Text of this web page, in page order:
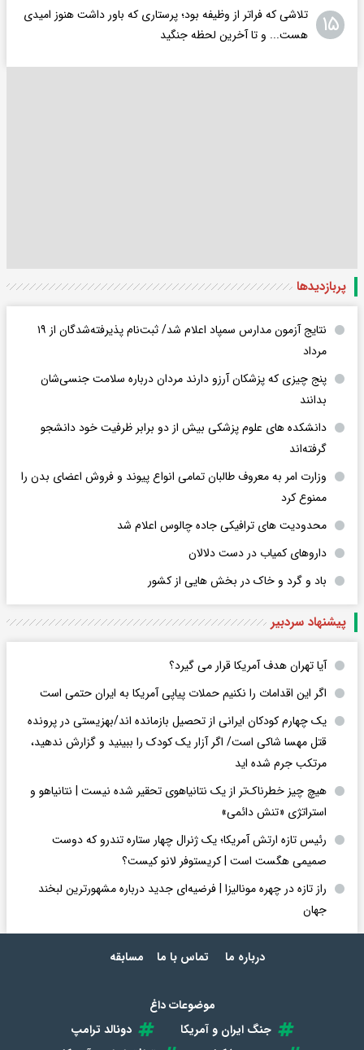
۱۵
تلاشی که فراتر از وظیفه بود؛ پرستاری که باور داشت هنوز امیدی
هست... و تا آخرین لحظه جنگید
پربازدید‌ها
نتایج آزمون مدارس سمپاد اعلام شد/ ثبت‌نام پذیرفته‌شدگان از ۱۹
مرداد
پنج چیزی که پزشکان آرزو دارند مردان درباره سلامت جنسی‌شان
بدانند
دانشکده های علوم پزشکی بیش از دو برابر ظرفیت خود دانشجو
گرفته‌اند
وزارت امر به معروف طالبان تمامی انواع پیوند و فروش اعضای بدن را
ممنوع کرد
محدودیت های ترافیکی جاده چالوس اعلام شد
داروهای کمیاب در دست دلالان
باد و گرد و خاک در بخش هایی از کشور
پیشنهاد سردبیر
آیا تهران هدف آمریکا قرار می گیرد؟
اگر این اقدامات را نکنیم حملات پیاپی آمریکا به ایران حتمی است
یک چهارم کودکان ایرانی از تحصیل بازمانده اند/بهزیستی در پرونده
قتل مهسا شاکی است/ اگر آزار یک کودک را ببینید و گزارش ندهید،
مرتکب جرم شده اید
هیچ چیز خطرناک‌تر از یک نتانیاهوی تحقیر شده نیست | نتانیاهو و
استراتژی «تنش دائمی»
رئیس تازه ارتش آمریکا؛ یک ژنرال چهار ستاره تندرو که دوست
صمیمی هگست است | کریستوفر لانو کیست؟
راز تازه در چهره مونالیزا | فرضیه‌ای جدید درباره مشهورترین لبخند
جهان
درباره ما تماس با ما مسابقه
موضوعات داغ
جنگ ایران و آمریکا
دونالد ترامپ